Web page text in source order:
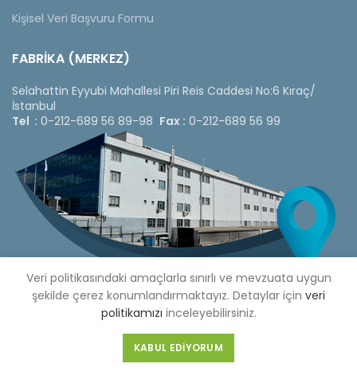
Kişisel Veri Başvuru Formu
FABRİKA (MERKEZ)
Selahattin Eyyubi Mahallesi Piri Reis Caddesi No:6 Kıraç/
İstanbul
Tel : 0-212-689 56 89-98 Fax : 0-212-689 56 99
Copyright © 2020 Çetinkaya Pano |Çetinkaya Pano Fiyat
Veri politikasındaki amaçlarla sınırlı ve mevzuata uygun
şekilde çerez konumlandırmaktayız. Detaylar için veri
politikamızı inceleyebilirsiniz.
KABUL EDIYORUM